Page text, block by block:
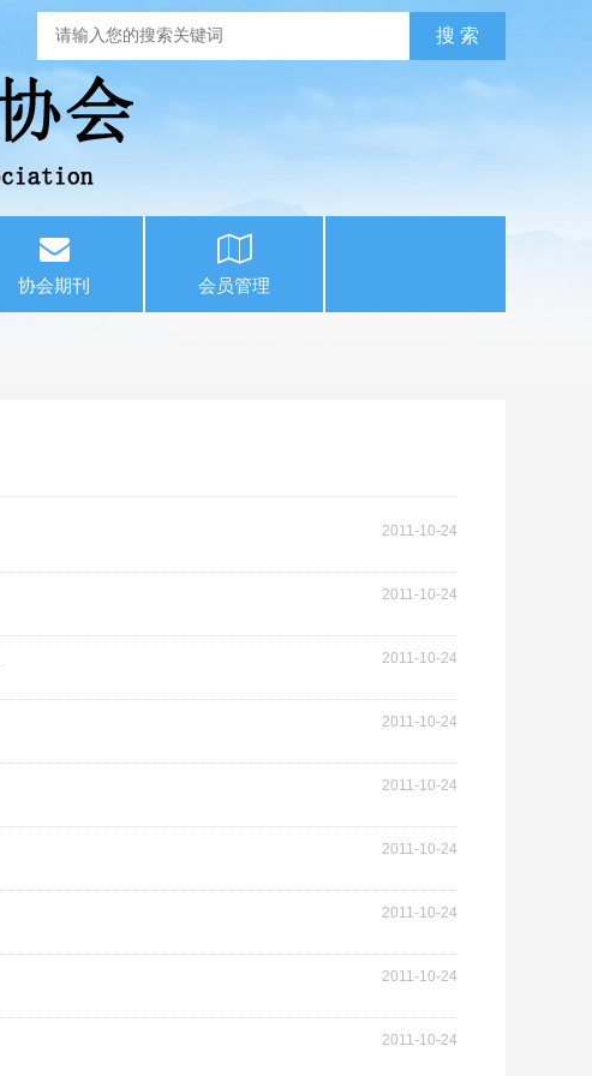
协会期刊 会员管理
2011-10-24
2011-10-24
2011-10-24
2011-10-24
2011-10-24
2011-10-24
2011-10-24
2011-10-24
2011-10-24